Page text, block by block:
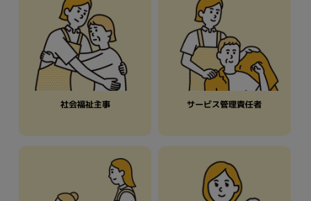
社会福祉主事 サービス管理責任者